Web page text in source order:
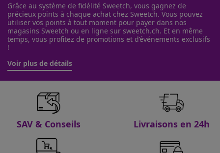
Grâce au système de fidélité Sweetch, vous gagnez de
précieux points à chaque achat chez Sweetch. Vous pouvez
utiliser vos points à tout moment pour payer dans nos
magasins Sweetch ou en ligne sur sweetch.ch. Et en même
temps, vous profitez de promotions et d’événements exclusifs
!
Voir plus de détails
SAV & Conseils Livraisons en 24h